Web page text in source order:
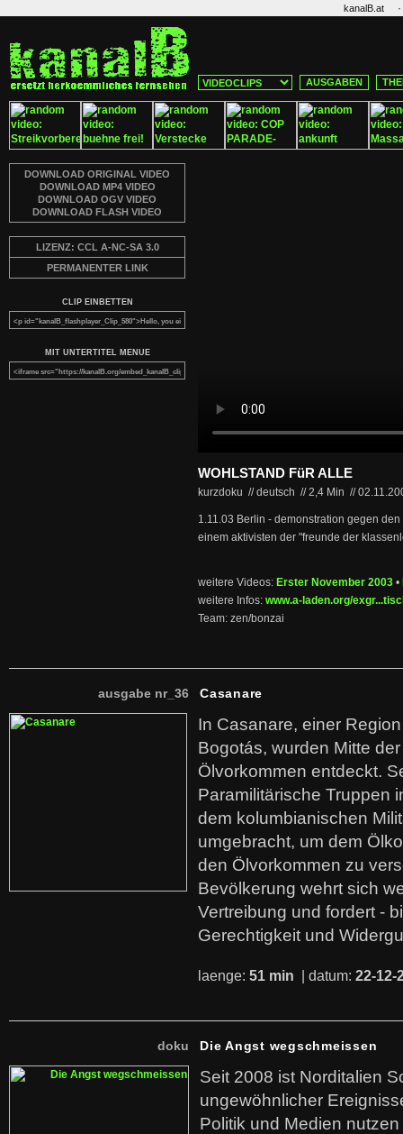
kanalB.at ·
AUSGABEN
DOWNLOAD ORIGINAL VIDEO
DOWNLOAD MP4 VIDEO
DOWNLOAD OGV VIDEO
DOWNLOAD FLASH VIDEO
LIZENZ: CCL A-NC-SA 3.0
PERMANENTER LINK
CLIP EINBETTEN
MIT UNTERTITEL MENUE
WOHLSTAND FüR ALLE
kurzdoku // deutsch //2,4 Min //
1.11.03 Berlin - demonstration gegen
einem aktivisten der "freunde der
weitere Videos: Erster November 2003 •
weitere Infos: www.a-laden.org/
Team: zen/bonzai
ausgabe nr_36 Casanare
In Casanare, einer
Bogotás, wurden Mitte
Ölvorkommen entdeckt.
Paramilitärische Truppen
dem kolumbianischen
umgebracht, um dem
den Ölvorkommen zu
Bevölkerung wehrt sich
Vertreibung und fordert -
Gerechtigkeit und
laenge: 51 min | datum: 22-12-
doku Die Angst wegschmeissen
Seit 2008 ist Norditalien
ungewöhnlicher
Politik und Medien